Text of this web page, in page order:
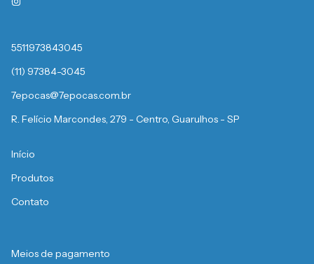
5511973843045
(11) 97384-3045
7epocas@7epocas.com.br
R. Felício Marcondes, 279 - Centro, Guarulhos - SP
Início
Produtos
Contato
Meios de pagamento